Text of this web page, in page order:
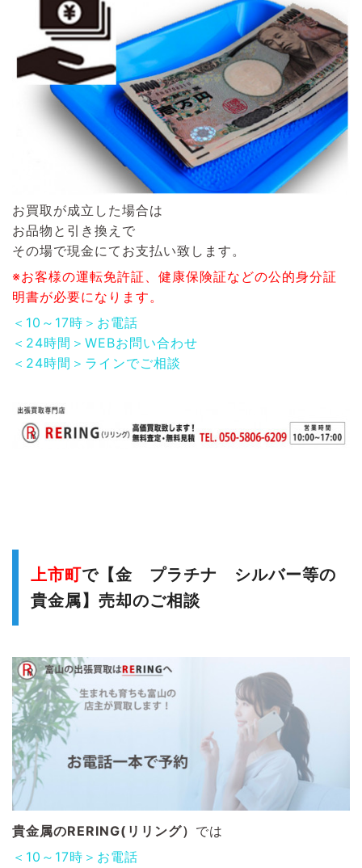
お買取が成立した場合は
お品物と引き換えで
その場で現金にてお支払い致します。
※お客様の運転免許証、健康保険証などの公的身分証
明書が必要になります。
＜10～17時＞お電話
＜24時間＞WEBお問い合わせ
＜24時間＞ラインでご相談
上市町で【金 プラチナ シルバー等の
貴金属】売却のご相談
貴金属のRERING(リリング） では
＜10～17時＞お電話